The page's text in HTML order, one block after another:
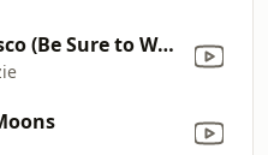
San Francisco (Be Sure to Wear Flowers In Your Hair)